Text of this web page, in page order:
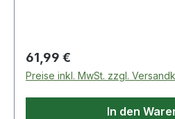
g/m². - - Normalwaschgang
bleichen;Nicht im
trocknen;Nicht
Regulärer Preis:
61,99 €
Preise inkl. MwSt. zzgl.
In den